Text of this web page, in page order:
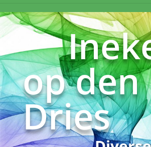
op den
Dries